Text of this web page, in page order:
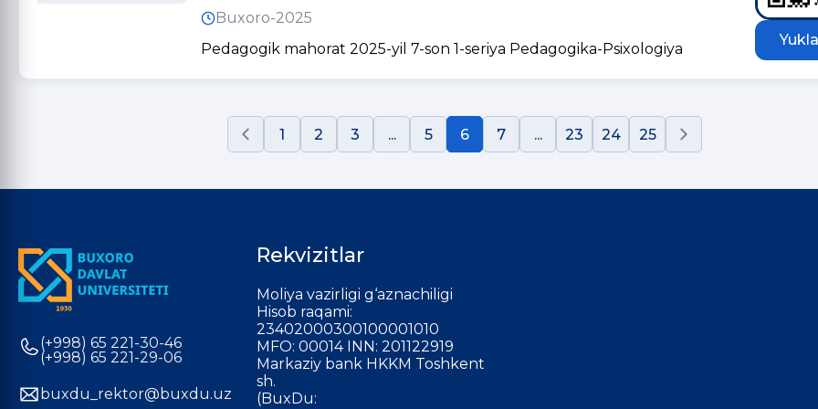
Buxoro-2025
Pedagogik mahorat 2025-yil 7-son 1-seriya Pedagogika-Psixologiya
1 2 3 ... 5 6 7 ... 23 24 25
(+998) 65 221-30-46
(+998) 65 221-29-06
buxdu_rektor@buxdu.uz
Rekvizitlar
Moliya vazirligi g‘aznachiligi
Hisob raqami:
23402000300100001010
MFO: 00014 INN: 201122919
Markaziy bank HKKM Toshkent
sh.
(BuxDu: